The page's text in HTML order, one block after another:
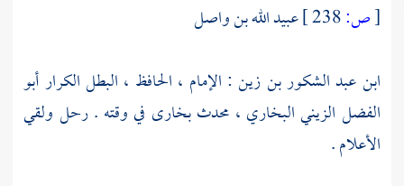
[ص:
عبيد الله بن واصل
ابن عبد الشكور بن زين : الإمام ، الحافظ ، البطل الكرار أبو
الفضل الزيني البخاري ، محدثبخارى في وقته . رحل ولقي
الأعلام .